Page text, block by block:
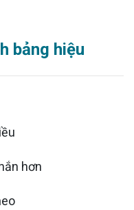
bảng hiệu
hơn